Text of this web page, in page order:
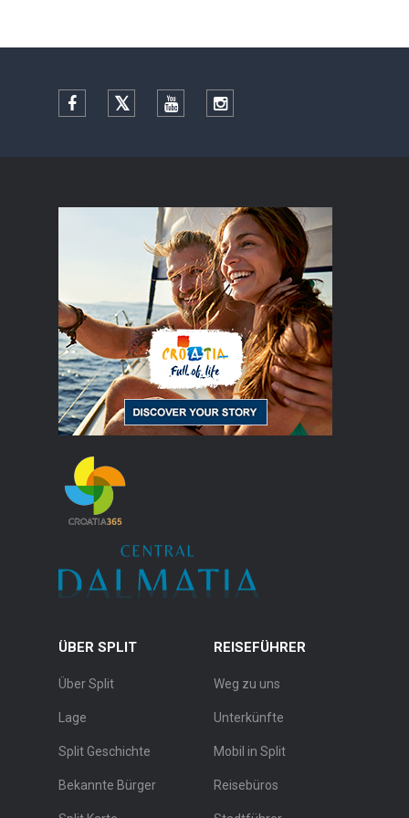
Facebook TwitterYouTubeInstagram
ÜBER SPLIT
Über Split
Lage
Split Geschichte
Bekannte Bürger
REISEFÜHRER
Weg zu uns
Unterkünfte
Mobil in Split
Reisebüros